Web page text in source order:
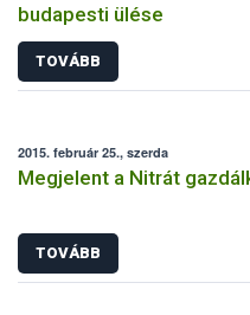
budapesti ülése
TOVÁBB
2015. február 25., szerda
Megjelent a Nitrát
TOVÁBB